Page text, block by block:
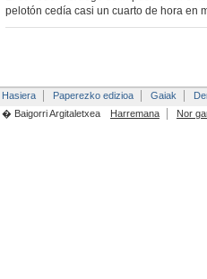
pelotón cedía casi un cuarto de hora en
Hasiera Paperezko edizioa Gaiak
� Baigorri Argitaletxea
Harremana Nor